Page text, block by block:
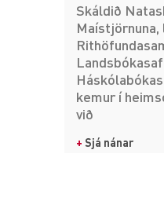
Skáldið
kemur í
við
+ Sjá nánar